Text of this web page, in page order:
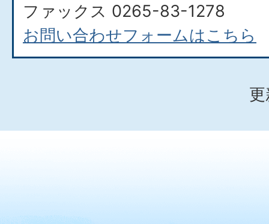
ファックス 0265-83-1278
お問い合わせフォームはこちら